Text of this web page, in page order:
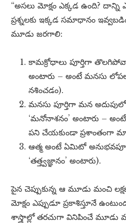
“అసలు మోక్షం ఎక్కడ ఉంది? దాన్ని
ప్రశ్నలకు ఇక్కడ సమాధానం
మూడు జరగాలి:
కామక్రోధాలు పూర్తిగా
అంటారు – అంటే మనసు
నశించడం).
మనసు పూర్తిగా మన
‘మనోనాశనం’ అంటారు –
పని చేయకుండా ప్రశాంతంగా
ఆత్మ అంటే ఏమిటో
‘తత్త్వజ్ఞానం’ అంటారు).
పైన చెప్పుకున్న ఆ మూడు మంచి
మోక్షం ఎప్పుడూ ప్రకాశిస్తూనే
శాస్త్రాల్లో తరచుగా వినిపించే